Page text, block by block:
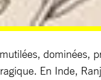
dominées,
En Inde,